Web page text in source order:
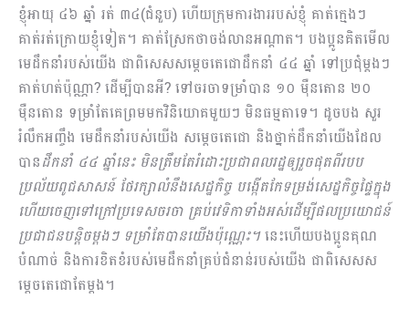
ខ្ញុំអាយុ ៤៦ ឆ្នាំ រត់ ៣៤(ជំនួប) ហើយក្រុមការងាររបស់ខ្ញុំ គាត់ក្មេងៗ
គាត់រត់ក្រោយខ្ញុំទៀត។ គាត់ស្រែកថាចង់លានអណ្តាត។ បងប្អូនគិតមើល
មេដឹកនាំរបស់យើង ជាពិសេសសម្តេចតេជោដឹកនាំ ៤៤ ឆ្នាំ ទៅប្រជុំម្តងៗ
គាត់ហត់ប៉ុណ្ណា? ដើម្បីបានអី? ទៅចរចាទម្រាំបាន ១០ ម៉ឺនតោន ២០
ម៉ឺនតោន ទម្រាំតែគេព្រមមកវិនិយោគមួយៗ មិនធម្មតាទេ។ ដូចបង សួរ
រំលឹកអញ្ចឹង មេដឹកនាំរបស់យើង សម្តេចតេជោ និងថ្នាក់ដឹកនាំយើងដែល
បានដឹកនាំ ៤៤ ឆ្នាំនេះ មិនត្រឹមតែរំដោះប្រជាពលរដ្ឋឲ្យរួចផុតពីរបប
ប្រល័យពូជសាសន៍ ថែរក្សាលំនឹងសេដ្ឋកិច្ច បង្កើតកែទម្រង់សេដ្ឋកិច្ចផ្ទៃក្នុង
ហើយចេញទៅក្រៅប្រទេសចរចា គ្រប់វេទិកាទាំងអស់ដើម្បីផលប្រយោជន៍
ប្រជាជនបន្តិចម្តងៗ ទម្រាំតែបានយើងប៉ុណ្ណេះ។នេះហើយបងប្អូនគុណ
បំណាច់ និងការខិតខំរបស់មេដឹកនាំគ្រប់ជំនាន់របស់យើង ជាពិសេសស
ម្តេចតេជោតែម្តង។